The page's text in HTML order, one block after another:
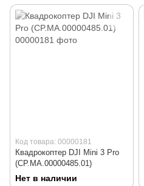
Код товара: 00000181
Квадрокоптер DJI Mini 3 Pro
(CP.MA.00000485.01)
Нет в наличии